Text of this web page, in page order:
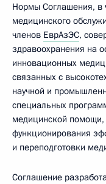
Нормы Соглашения, в
медицинского
членов ЕврАзЭС,
здравоохранения на
инновационных
связанных с
научной и
специальных
медицинской помощи,
функционирования
и переподготовки
Соглашение